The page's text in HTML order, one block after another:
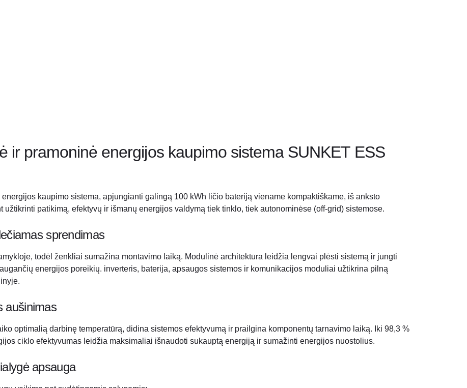
ir pramoninė energijos kaupimo sistema SUNKET ESS
kaupimo sistema, apjungianti galingą 100 kWh ličio bateriją viename kompaktiškame, iš anksto
patikimą, efektyvų ir išmanų energijos valdymą tiek tinklo, tiek autonominėse (off-grid) sistemose.
sprendimas
todėl ženkliai sumažina montavimo laiką. Modulinė architektūra leidžia lengvai plėsti sistemą ir jungti
energijos poreikių. inverteris, baterija, apsaugos sistemos ir komunikacijos moduliai užtikrina pilną
aušinimas
optimalią darbinę temperatūrą, didina sistemos efektyvumą ir prailgina komponentų tarnavimo laiką. Iki 98,3 %
ciklo efektyvumas leidžia maksimaliai išnaudoti sukauptą energiją ir sumažinti energijos nuostolius.
apsauga